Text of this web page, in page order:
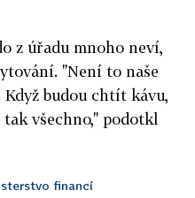
z úřadu mnoho neví,
"Není to naše
Když budou chtít kávu,
všechno," podotkl
financí